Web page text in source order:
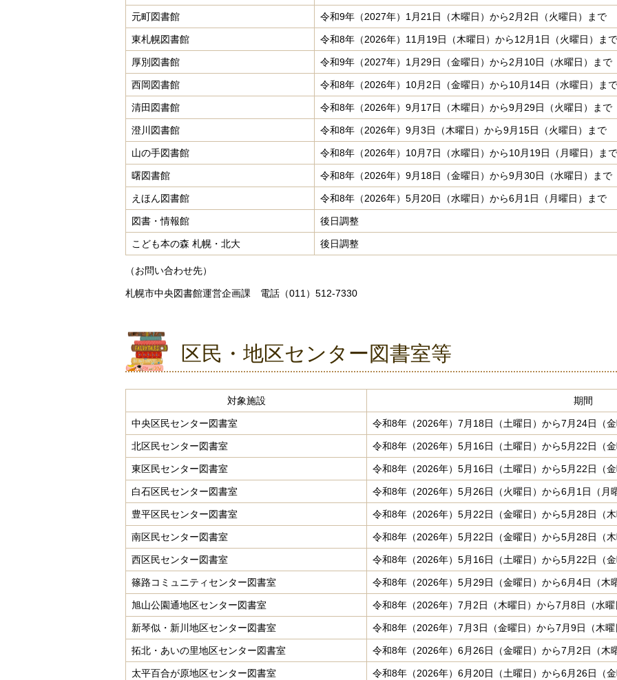
元町図書館 令和9年（2027年）1月21日（木曜日）から2月2日（火曜日）まで
東札幌図書館 令和8年（2026年）11月19日（木曜日）から12月1日（火曜日）まで
厚別図書館 令和9年（2027年）1月29日（金曜日）から2月10日（水曜日）まで
西岡図書館 令和8年（2026年）10月2日（金曜日）から10月14日（水曜日）まで
清田図書館 令和8年（2026年）9月17日（木曜日）から9月29日（火曜日）まで
澄川図書館 令和8年（2026年）9月3日（木曜日）から9月15日（火曜日）まで
山の手図書館 令和8年（2026年）10月7日（水曜日）から10月19日（月曜日）まで
曙図書館 令和8年（2026年）9月18日（金曜日）から9月30日（水曜日）まで
えほん図書館 令和8年（2026年）5月20日（水曜日）から6月1日（月曜日）まで
図書・情報館 後日調整
こども本の森 札幌・北大 後日調整
（お問い合わせ先）
札幌市中央図書館運営企画課 電話（011）512-7330
区民・地区センター図書室等
対象施設 期間
中央区民センター図書室 令和8年（2026年）7月18日（土曜日）から7月24日（
北区民センター図書室 令和8年（2026年）5月16日（土曜日）から5月22日（
東区民センター図書室 令和8年（2026年）5月16日（土曜日）から5月22日（
白石区民センター図書室 令和8年（2026年）5月26日（火曜日）から6月1日（月
豊平区民センター図書室 令和8年（2026年）5月22日（金曜日）から5月28日（
南区民センター図書室 令和8年（2026年）5月22日（金曜日）から5月28日（
西区民センター図書室 令和8年（2026年）5月16日（土曜日）から5月22日（
篠路コミュニティセンター図書室 令和8年（2026年）5月29日（金曜日）から6月4日（木
旭山公園通地区センター図書室 令和8年（2026年）7月2日（木曜日）から7月8日（水
新琴似・新川地区センター図書室 令和8年（2026年）7月3日（金曜日）から7月9日（木
拓北・あいの里地区センター図書室 令和8年（2026年）6月26日（金曜日）から7月2日（木
太平百合が原地区センター図書室 令和8年（2026年）6月20日（土曜日）から6月26日（